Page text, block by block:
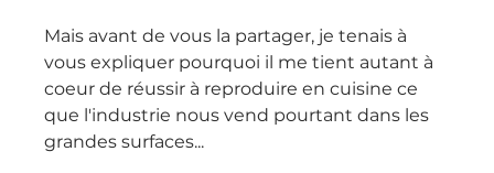
Mais avant de vous la partager, je tenais à
vous expliquer pourquoi il me tient autant à
coeur de réussir à reproduire en cuisine ce
que l'industrie nous vend pourtant dans les
grandes surfaces...